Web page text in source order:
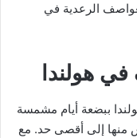
الرعدية في
في هولندا
ببضعة أيام مشمسة
منها إلى أقصى حد. مع